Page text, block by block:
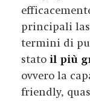
principali
termini di
stato il più
ovvero la
friendly,